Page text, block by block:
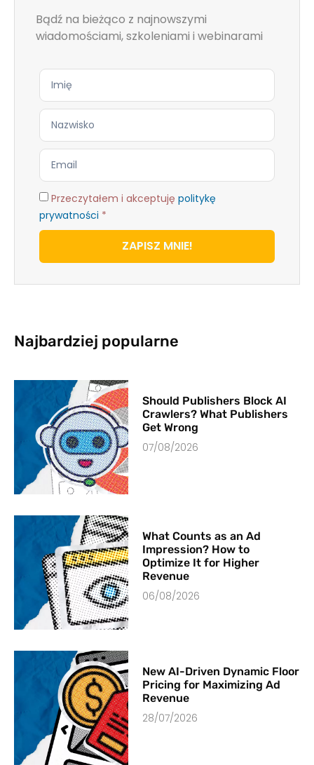
Bądź na bieżąco z najnowszymi
wiadomościami, szkoleniami i webinarami
Przeczytałem i akceptuję politykę
prywatności *
ZAPISZ MNIE!
Najbardziej popularne
Should Publishers Block AI
Crawlers? What Publishers
Get Wrong
07/08/2026
What Counts as an Ad
Impression? How to
Optimize It for Higher
Revenue
06/08/2026
New AI-Driven Dynamic Floor
Pricing for Maximizing Ad
Revenue
28/07/2026